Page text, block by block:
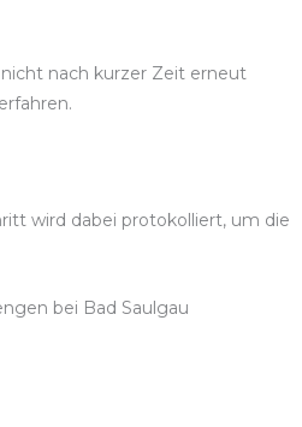
nach kurzer Zeit erneut
wird dabei protokolliert, um die
bei Bad Saulgau